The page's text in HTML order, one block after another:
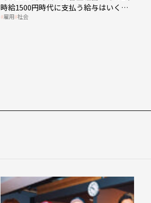
時給1500円時代に支払う給与はいくら
なのか
雇用 社会